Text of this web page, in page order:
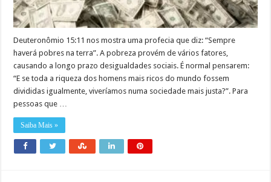
Deuteronômio 15:11 nos mostra uma profecia que diz: “Sempre
haverá pobres na terra”. A pobreza provém de vários fatores,
causando a longo prazo desigualdades sociais. É normal pensarem:
“E se toda a riqueza dos homens mais ricos do mundo fossem
divididas igualmente, viveríamos numa sociedade mais justa?”. Para
pessoas que …
Saiba Mais »